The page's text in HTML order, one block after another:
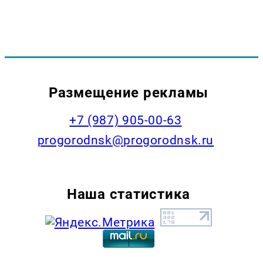
Размещение рекламы
+7 (987) 905-00-63
progorodnsk@progorodnsk.ru
Наша статистика